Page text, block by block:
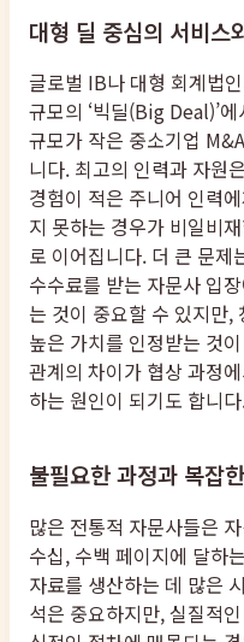
대형 딜 중심의 서비스
글로벌 IB나 대형 회계법
규모의 ‘빅딜(Big Deal)’
규모가 작은 중소기업
니다. 최고의 인력과 자원
경험이 적은 주니어 인력
지 못하는 경우가 비일비
로 이어집니다. 더 큰 문제
수수료를 받는 자문사 입
는 것이 중요할 수 있지만,
높은 가치를 인정받는 것
관계의 차이가 협상 과정
하는 원인이 되기도 합니
불필요한 과정과 복잡
많은 전통적 자문사들은
수십, 수백 페이지에 달하
자료를 생산하는 데 많은
석은 중요하지만, 실질적